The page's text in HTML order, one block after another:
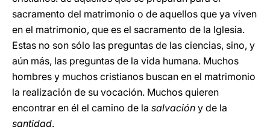
sacramento del matrimonio o de aquellos que ya viven
en el matrimonio, que es el sacramento de la Iglesia.
Estas no son sólo las preguntas de las ciencias, sino, y
aún más, las preguntas de la vida humana. Muchos
hombres y muchos cristianos buscan en el matrimonio
la realización de su vocación. Muchos quieren
encontrar en él el camino de la salvación y de la
santidad.